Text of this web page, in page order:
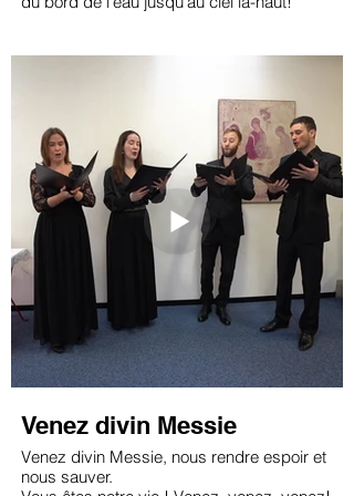
c'est pas un chapeau du dimanche
Où es-tu vigneron? Où es-tu vigneron?
3. On voit paraître ses deux bras,
c'est pas les deux bras d'une fille
Pas non plus ceux d'un avocat qui boit la
camomille
Où es-tu vigneron? Où es-tu vigneron?
4. Enfin voici ses gros souliers,
c'est pas des souliers pour la danse
Ils sont plutôt faits pour monter jusqu'où le
ciel commence
Te voici, vigneron, Te voici, vigneron.
Venez divin Messie
Venez divin Messie, nous rendre espoir et
nous sauver.